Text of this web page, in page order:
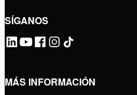
SÍGANOS
MÁS INFORMACIÓN